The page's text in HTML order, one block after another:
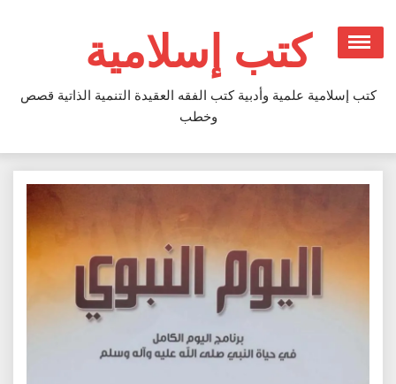
content
كتب إسلامية
كتب إسلامية علمية وأدبية كتب الفقه العقيدة التنمية الذاتية قصص
وخطب